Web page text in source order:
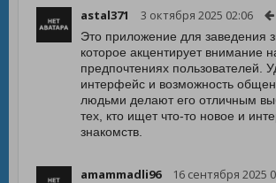
astal371 3 октября 2025 02:06
Это приложение для заведения
которое акцентирует внимание
предпочтениях пользователей.
интерфейс и возможность
людьми делают его отличным
тех, кто ищет что-то новое и
знакомств.
amammadli96 16 сентября 2025